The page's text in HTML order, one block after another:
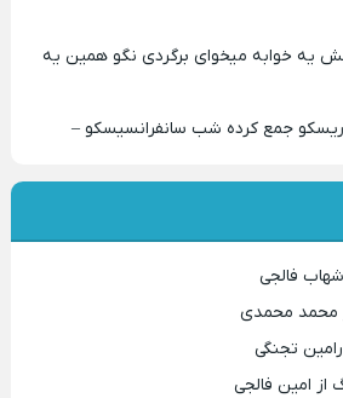
یه خوابه میخوای برگردی نگو همین یه
جمع کرده شب سانفرانسیسکو –
محمد محمدی
تجنگی
امین فالجی